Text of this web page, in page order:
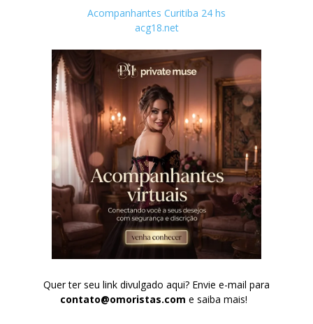
Acompanhantes Curitiba 24 hs
acg18.net
Quer ter seu link divulgado aqui? Envie e-mail para
contato@omoristas.com e saiba mais!